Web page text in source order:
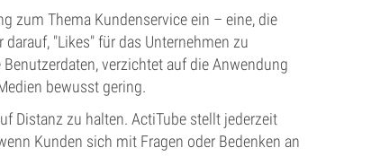
zum Thema Kundenservice ein – eine, die
"Likes" für das Unternehmen zu
verzichtet auf die Anwendung
bewusst gering.
Distanz zu halten. ActiTube stellt jederzeit
Kunden sich mit Fragen oder Bedenken an